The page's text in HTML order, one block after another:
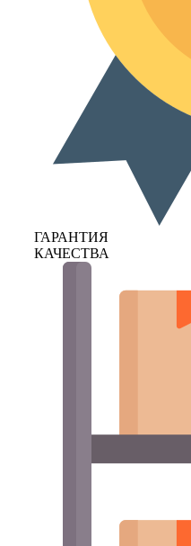
ГАРАНТИЯ
КАЧЕСТВА